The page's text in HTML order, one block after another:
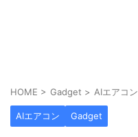
HOME > Gadget > AIエアコン
AIエアコン Gadget